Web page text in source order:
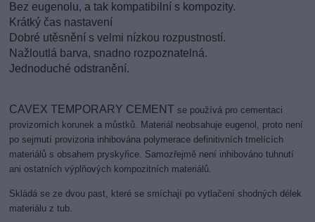
Bez eugenolu, a tak kompatibilní s kompozity.
Krátký čas nastavení
Dobré utěsnění s velmi nízkou rozpustností.
Nažloutlá barva, snadno rozpoznatelná.
Jednoduché odstranění.
CAVEX TEMPORARY CEMENT se používá pro cementaci
provizorních korunek a můstků. Materiál neobsahuje eugenol, proto není
po sejmutí provizoria inhibována polymerace definitivních tmelících
materiálů s obsahem pryskyřice. Samozřejmě není inhibováno tuhnutí
ani ostatních výplňových kompozitních materiálů.
Skládá se ze dvou past, které se smíchají po vytlačení shodných délek
materiálu z tub.